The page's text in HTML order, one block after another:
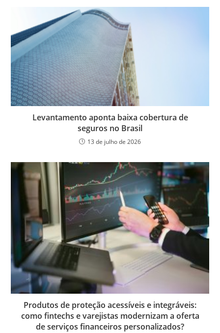
Levantamento aponta baixa cobertura de
seguros no Brasil
13 de julho de 2026
Produtos de proteção acessíveis e integráveis:
como fintechs e varejistas modernizam a oferta
de serviços financeiros personalizados?